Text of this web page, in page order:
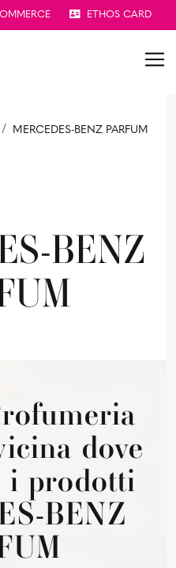
ETHOS CARD
MERCEDES-BENZ PARFUM
BENZ
dove
i prodotti
BENZ